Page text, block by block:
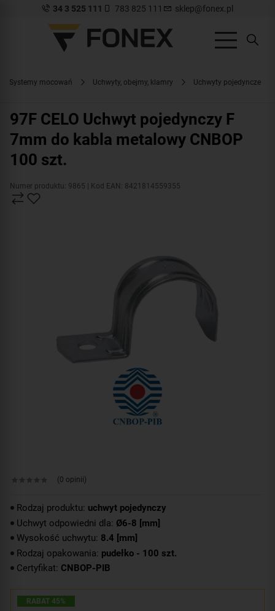
34 3 525 111 783 825 111 sklep@fonex.pl
Systemy mocowań Uchwyty, obejmy, klamry Uchwyty pojedyncze
97F CELO Uchwyt pojedynczy F
7mm do kabla metalowy CNBOP
100 szt.
Numer produktu: 9865 | Kod EAN: 8421814559355
(0 opinii)
Rodzaj produktu: uchwyt pojedynczy
Uchwyt odpowiedni dla: Ø6-8 [mm]
Wysokość uchwytu: 8.4 [mm]
Rodzaj opakowania: pudełko - 100 szt.
Certyfikat: CNBOP-PIB
RABAT 45%